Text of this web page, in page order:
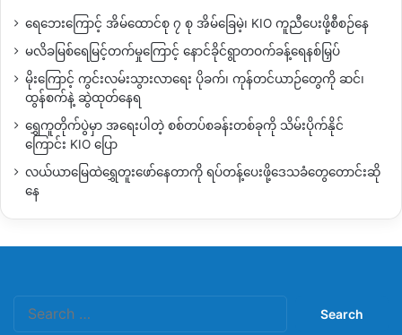
ရေဘေးကြောင့် အိမ်ထောင်စု ၇ စု အိမ်ခြေမဲ့၊ KIO ကူညီပေးဖို့စီစဉ်နေ
မလိခမြစ်ရေမြင့်တက်မှုကြောင့် နောင်ခိုင်ရွာတဝက်ခန့်ရေနစ်မြှပ်
မိုးကြောင့် ကွင်းလမ်းသွားလာရေး ပိုခက်၊ ကုန်တင်ယာဉ်တွေကို ဆင်၊
ထွန်စက်နဲ့ ဆွဲထုတ်နေရ
ရွှေကူတိုက်ပွဲမှာ အရေးပါတဲ့ စစ်တပ်စခန်းတစ်ခုကို သိမ်းပိုက်နိုင်
ကြောင်း KIO ပြော
လယ်ယာမြေထဲရွှေတူးဖော်နေတာကို ရပ်တန့်ပေးဖို့ဒေသခံတွေတောင်းဆို
နေ